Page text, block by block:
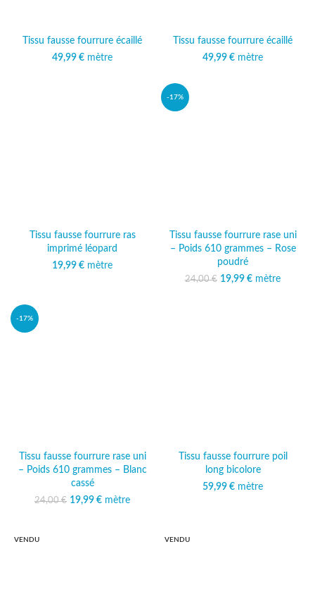
Tissu fausse fourrure écaillé
49,99 € mètre
Tissu fausse fourrure écaillé
49,99 € mètre
Tissu fausse fourrure ras
imprimé léopard
19,99 € mètre
-17%
Tissu fausse fourrure rase uni
– Poids 610 grammes – Rose
poudré
24,00€ Le prix initial était :
19,99 €
Le prix
mètre
-17%
Tissu fausse fourrure rase uni
– Poids 610 grammes – Blanc
cassé
24,00€ Le prix initial était :
19,99 €
Le prix
mètre
Tissu fausse fourrure poil
long bicolore
59,99 € mètre
VENDU VENDU